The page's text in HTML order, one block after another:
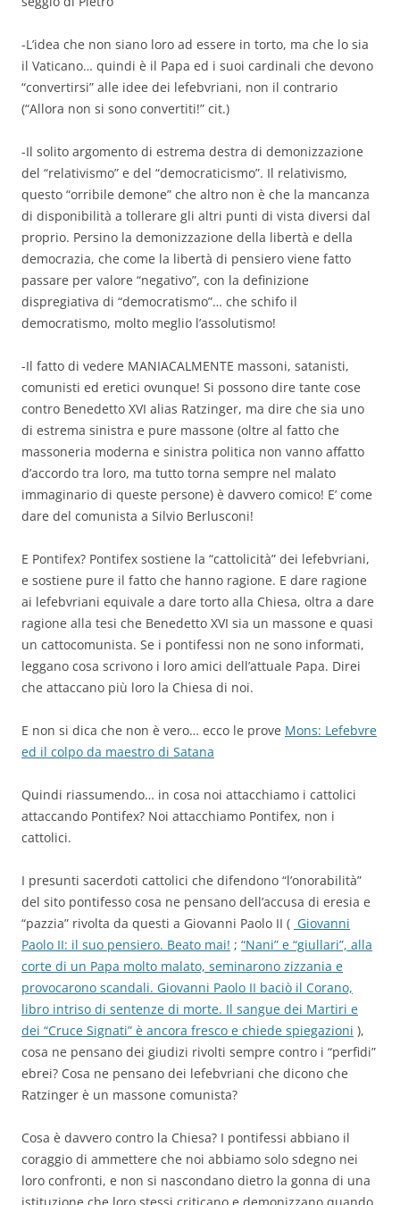
-L’idea che non siano loro ad essere in torto, ma che lo sia
il Vaticano… quindi è il Papa ed i suoi cardinali che devono
“convertirsi” alle idee dei lefebvriani, non il contrario
(“Allora non si sono convertiti!” cit.)
-Il solito argomento di estrema destra di demonizzazione
del “relativismo” e del “democraticismo”. Il relativismo,
questo “orribile demone” che altro non è che la mancanza
di disponibilità a tollerare gli altri punti di vista diversi dal
proprio. Persino la demonizzazione della libertà e della
democrazia, che come la libertà di pensiero viene fatto
passare per valore “negativo”, con la definizione
dispregiativa di “democratismo”… che schifo il
democratismo, molto meglio l’assolutismo!
-Il fatto di vedere MANIACALMENTE massoni, satanisti,
comunisti ed eretici ovunque! Si possono dire tante cose
contro Benedetto XVI alias Ratzinger, ma dire che sia uno
di estrema sinistra e pure massone (oltre al fatto che
massoneria moderna e sinistra politica non vanno affatto
d’accordo tra loro, ma tutto torna sempre nel malato
immaginario di queste persone) è davvero comico! E’ come
dare del comunista a Silvio Berlusconi!
E Pontifex? Pontifex sostiene la “cattolicità” dei lefebvriani,
e sostiene pure il fatto che hanno ragione. E dare ragione
ai lefebvriani equivale a dare torto alla Chiesa, oltra a dare
ragione alla tesi che Benedetto XVI sia un massone e quasi
un cattocomunista. Se i pontifessi non ne sono informati,
leggano cosa scrivono i loro amici dell’attuale Papa. Direi
che attaccano più loro la Chiesa di noi.
E non si dica che non è vero… ecco le prove Mons: Lefebvre
ed il colpo da maestro di Satana
Quindi riassumendo… in cosa noi attacchiamo i cattolici
attaccando Pontifex? Noi attacchiamo Pontifex, non i
cattolici.
I presunti sacerdoti cattolici che difendono “l’onorabilità”
del sito pontifesso cosa ne pensano dell’accusa di eresia e
“pazzia” rivolta da questi a Giovanni Paolo II ( Giovanni
Paolo II: il suo pensiero. Beato mai! ; “Nani” e “giullari”, alla
corte di un Papa molto malato, seminarono zizzania e
provocarono scandali. Giovanni Paolo II baciò il Corano,
libro intriso di sentenze di morte. Il sangue dei Martiri e
dei “Cruce Signati” è ancora fresco e chiede spiegazioni ),
cosa ne pensano dei giudizi rivolti sempre contro i “perfidi”
ebrei? Cosa ne pensano dei lefebvriani che dicono che
Ratzinger è un massone comunista?
Cosa è davvero contro la Chiesa? I pontifessi abbiano il
coraggio di ammettere che noi abbiamo solo sdegno nei
loro confronti, e non si nascondano dietro la gonna di una